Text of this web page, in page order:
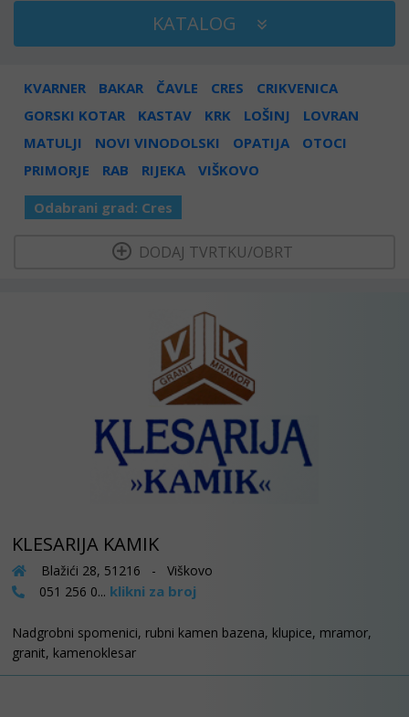
KATALOG
KVARNER BAKAR ČAVLE CRES
CRIKVENICA
GORSKI KOTAR
KASTAV KRK LOŠINJ
LOVRAN
MATULJI
NOVI VINODOLSKI OPATIJA
OTOCI
PRIMORJE
RAB RIJEKA VIŠKOVO
Odabrani grad: Cres
DODAJ TVRTKU/OBRT
KLESARIJA KAMIK
Blažići 28, 51216 - Viškovo
051 256 0... klikni za broj
Nadgrobni spomenici, rubni kamen bazena, klupice, mramor,
granit, kamenoklesar